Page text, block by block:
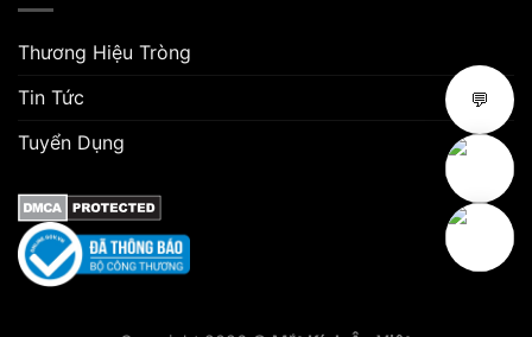
Thương Hiệu Tròng
Tin Tức
Tuyển Dụng
💬